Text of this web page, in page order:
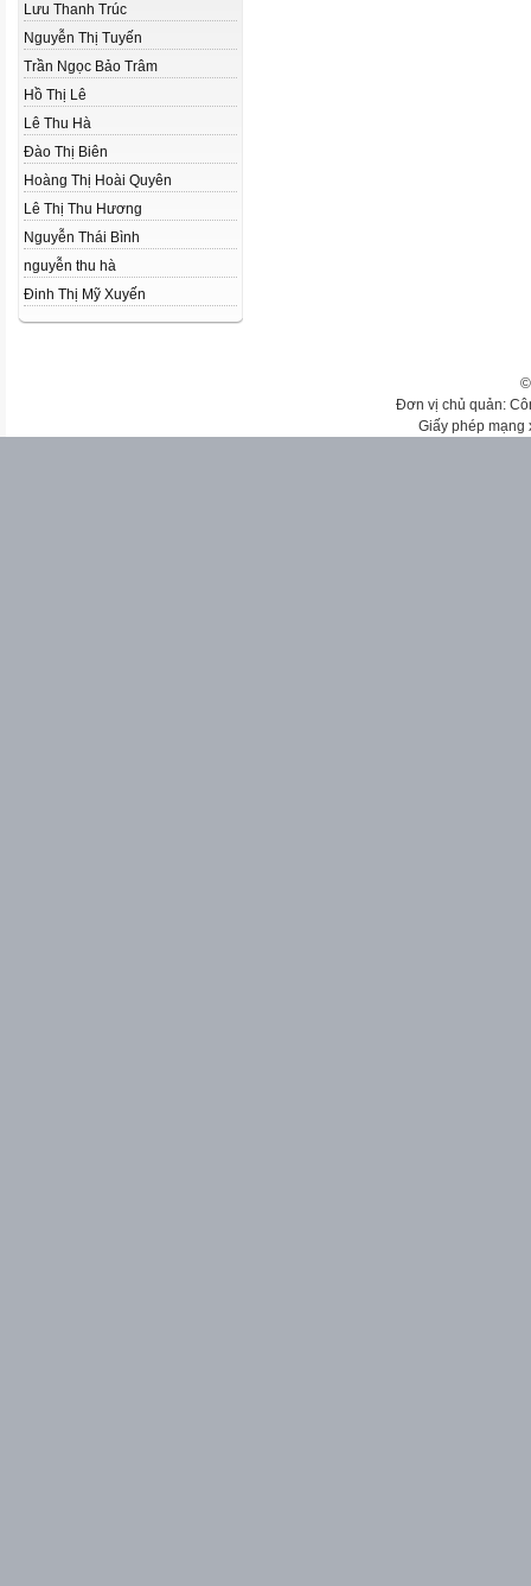
Lưu Thanh Trúc
Nguyễn Thị Tuyến
Trần Ngọc Bảo Trâm
Hồ Thị Lê
Lê Thu Hà
Đào Thị Biên
Hoàng Thị Hoài Quyên
Lê Thị Thu Hương
Nguyễn Thái Bình
nguyễn thu hà
Đinh Thị Mỹ Xuyến
Đơn vị chủ quản:
Giấy phép mạng